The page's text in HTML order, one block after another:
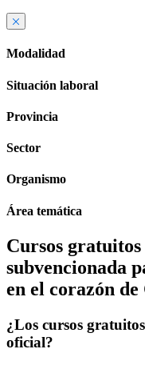
Modalidad
Situación laboral
Provincia
Sector
Organismo
Área temática
Cursos
subvencionada
en el corazón
¿Los cursos
oficial?